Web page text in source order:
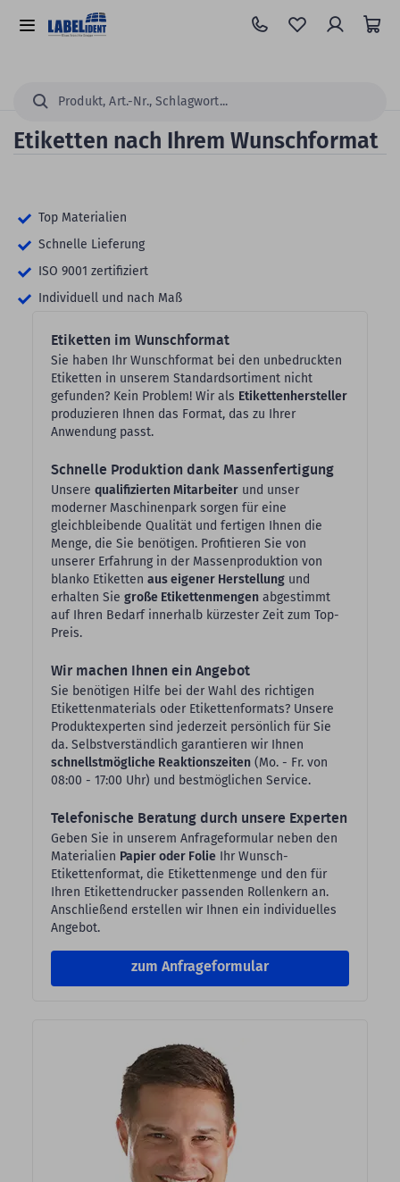
Hauptinhalt
springen
Alle
Suchen...
Etiketten nach Ihrem Wunschformat
Top Materialien
Schnelle Lieferung
ISO 9001 zertifiziert
Individuell und nach Maß
Etiketten im Wunschformat
Sie haben Ihr Wunschformat bei den unbedruckten
Etiketten in unserem Standardsortiment nicht
gefunden? Kein Problem! Wir als Etikettenhersteller
produzieren Ihnen das Format, das zu Ihrer
Anwendung passt.
Schnelle Produktion dank Massenfertigung
Unsere qualifizierten Mitarbeiter und unser
moderner Maschinenpark sorgen für eine
gleichbleibende Qualität und fertigen Ihnen die
Menge, die Sie benötigen. Profitieren Sie von
unserer Erfahrung in der Massenproduktion von
blanko Etiketten aus eigener Herstellung und
erhalten Sie große Etikettenmengen abgestimmt
auf Ihren Bedarf innerhalb kürzester Zeit zum Top-
Preis.
Wir machen Ihnen ein Angebot
Sie benötigen Hilfe bei der Wahl des richtigen
Etikettenmaterials oder Etikettenformats? Unsere
Produktexperten sind jederzeit persönlich für Sie
da. Selbstverständlich garantieren wir Ihnen
schnellstmögliche Reaktionszeiten (Mo. - Fr. von
08:00 - 17:00 Uhr) und bestmöglichen Service.
Telefonische Beratung durch unsere Experten
Geben Sie in unserem Anfrageformular neben den
Materialien Papier oder Folie Ihr Wunsch-
Etikettenformat, die Etikettenmenge und den für
Ihren Etikettendrucker passenden Rollenkern an.
Anschließend erstellen wir Ihnen ein individuelles
Angebot.
zum Anfrageformular